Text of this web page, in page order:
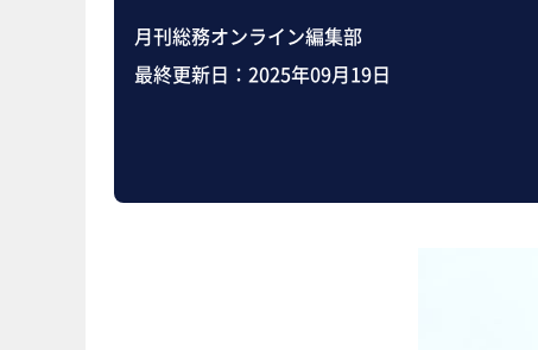
月刊総務オンライン編集部
最終更新日： 2025年09月19日